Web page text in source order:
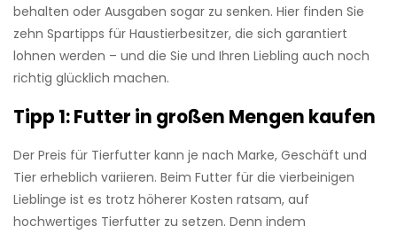
behalten oder Ausgaben sogar zu senken. Hier finden Sie
zehn Spartipps für Haustierbesitzer, die sich garantiert
lohnen werden – und die Sie und Ihren Liebling auch noch
richtig glücklich machen.
Tipp 1: Futter in großen Mengen kaufen
Der Preis für Tierfutter kann je nach Marke, Geschäft und
Tier erheblich variieren. Beim Futter für die vierbeinigen
Lieblinge ist es trotz höherer Kosten ratsam, auf
hochwertiges Tierfutter zu setzen. Denn indem